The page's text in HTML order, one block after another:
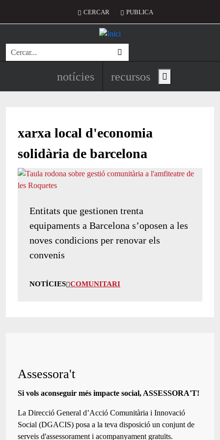
Menú del compte d'usuari
CERCAR PUBLICA
Cerca
Navegació principal de
notícies recursos Show main menu
xarxa local d'economia
solidària de barcelona
Entitats que gestionen trenta
equipaments a Barcelona s’oposen a les
noves condicions per renovar els
convenis
NOTÍCIES COMUNITARI
Assessora't
Si vols aconseguir més impacte social, ASSESSORA'T!
La Direcció General d’Acció Comunitària i Innovació
Social (DGACIS) posa a la teva disposició un conjunt de
serveis d'assessorament i acompanyament gratuïts.